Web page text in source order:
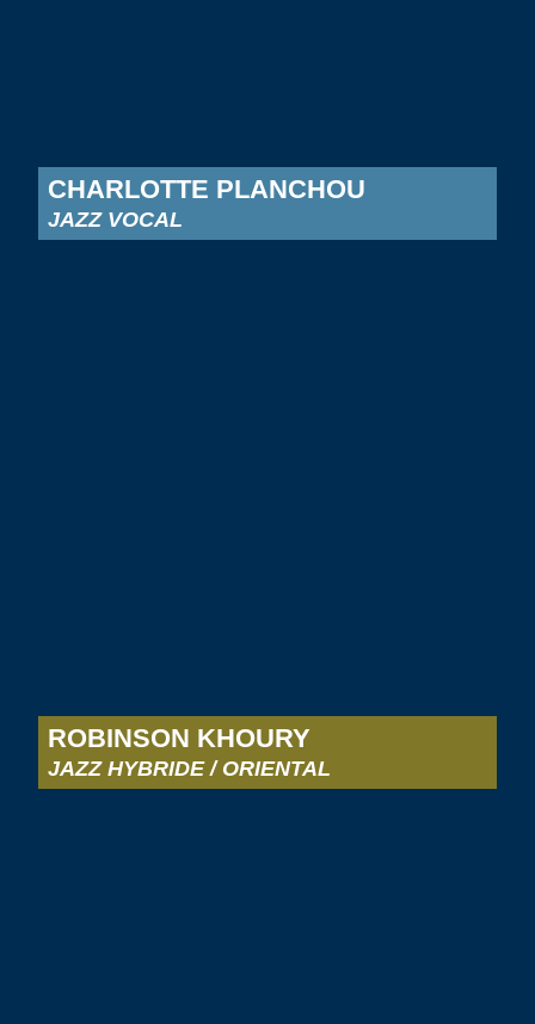
CHARLOTTE PLANCHOU
JAZZ VOCAL
ROBINSON KHOURY
JAZZ HYBRIDE / ORIENTAL